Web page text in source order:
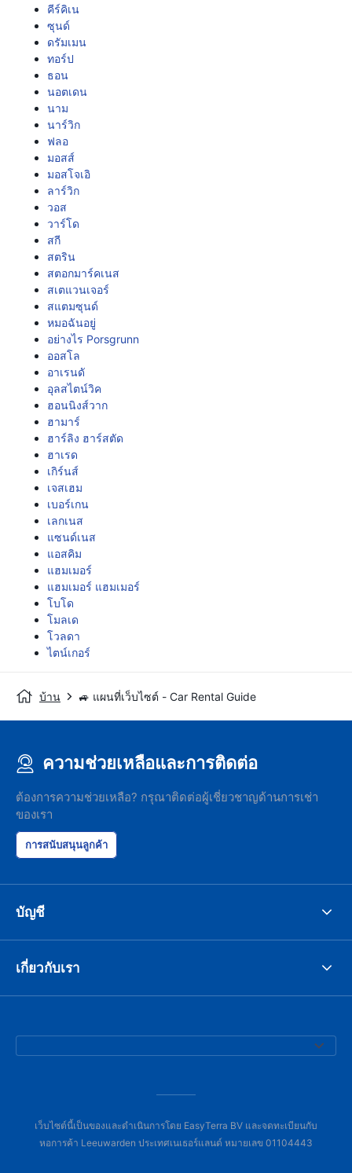
คีร์คิเน
ซุนด์
ดรัมเมน
ทอร์ป
ธอน
นอตเดน
นาม
นาร์วิก
ฟลอ
มอสส์
มอสโจเอิ
ลาร์วิก
วอส
วาร์โด
สกี
สตริน
สตอกมาร์คเนส
สเตแวนเจอร์
สแตมซุนด์
หมอฉันอยู่
อย่างไร Porsgrunn
ออสโล
อาเรนดั
อุลสไตน์วิค
ฮอนนิงส์วาก
ฮามาร์
ฮาร์ลิง ฮาร์สตัด
ฮาเรด
เกิร์นส์
เจสเฮม
เบอร์เกน
เลกเนส
แซนด์เนส
แอสคิม
แฮมเมอร์
แฮมเมอร์ แฮมเมอร์
โบโด
โมลเด
โวลดา
ไตน์เกอร์
บ้าน 🚙 แผนที่เว็บไซต์ - Car Rental Guide
ความช่วยเหลือและการติดต่อ
ต้องการความช่วยเหลือ? กรุณาติดต่อผู้เชี่ยวชาญด้านการเช่า
ของเรา
การสนับสนุนลูกค้า
บัญชี
เกี่ยวกับเรา
เว็บไซต์นี้เป็นของและดำเนินการโดย EasyTerra BV และจดทะเบียนกับ
หอการค้า Leeuwarden ประเทศเนเธอร์แลนด์ หมายเลข 01104443